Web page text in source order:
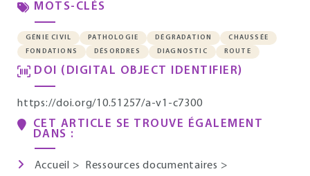
MOTS-CLÉS
GÉNIE CIVIL PATHOLOGIE DÉGRADATION
CHAUSSÉE
FONDATIONS
DÉSORDRES DIAGNOSTIC ROUTE
DOI (DIGITAL OBJECT IDENTIFIER)
https://doi.org/10.51257/a-v1-c7300
CET ARTICLE SE TROUVE ÉGALEMENT
DANS :
Accueil > Ressources documentaires >